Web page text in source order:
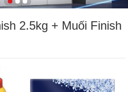
2.5kg + Muối Finish